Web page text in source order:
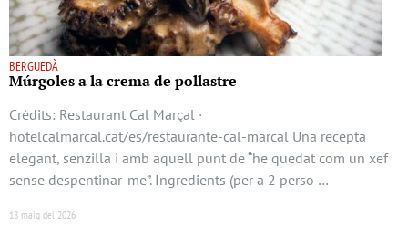
BERGUEDÀ
Múrgoles a la crema de pollastre
Crèdits: Restaurant Cal Marçal ·
hotelcalmarcal.cat/es/restaurante-cal-marcal Una recepta
elegant, senzilla i amb aquell punt de “he quedat com un xef
sense despentinar-me”. Ingredients (per a 2 perso …
18 maig del 2026